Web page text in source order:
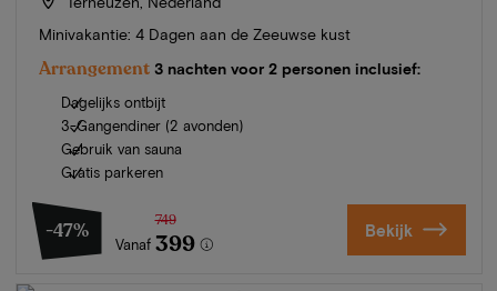
Minivakantie: 4 Dagen aan de Zeeuwse kust
Arrangement 3 nachten voor 2 personen inclusief:
Dagelijks ontbijt
3-Gangendiner (2 avonden)
Gebruik van sauna
Gratis parkeren
-47%
Vanaf
749
399 Bekijk